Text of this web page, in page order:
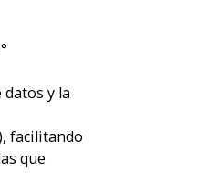
y la
facilitando
que